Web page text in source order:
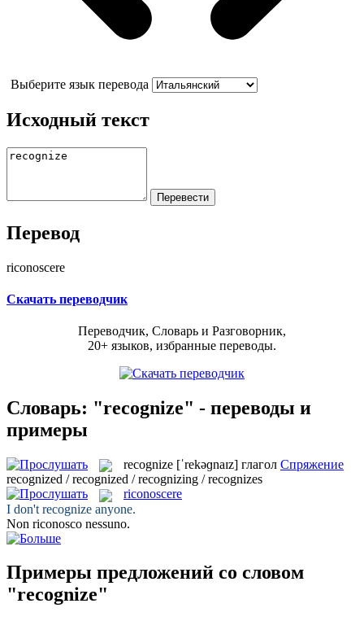
Выберите язык перевода
Исходный текст
Перевод
riconoscere
Скачать переводчик
Переводчик, Словарь и Разговорник,
20+ языков, избранные переводы.
Словарь: "recognize" - переводы и
примеры
recognize [ˈrekəɡnaɪz] глагол Спряжение
recognized / recognized / recognizing / recognizes
riconoscere
I don't recognize anyone.
Non riconosco nessuno.
Примеры предложений со словом
"recognize"